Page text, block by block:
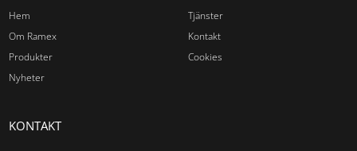
Hem
Om Ramex
Produkter
Nyheter
Tjänster
Kontakt
Cookies
KONTAKT